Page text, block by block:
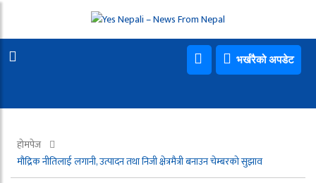
भर्खरैको अपडेट
होमपेज
मौद्रिक नीतिलाई लगानी, उत्पादन तथा निजी क्षेत्रमैत्री बनाउन चेम्बरको सुझाव